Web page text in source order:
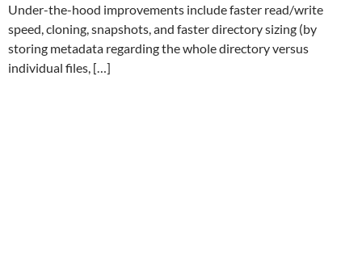
Under-the-hood improvements include faster read/write
speed, cloning, snapshots, and faster directory sizing (by
storing metadata regarding the whole directory versus
individual files, […]